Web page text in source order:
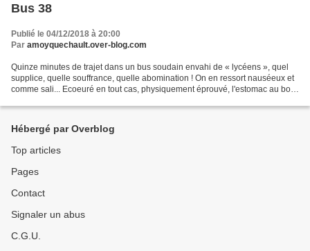
Bus 38
Publié le 04/12/2018 à 20:00
Par amoyquechault.over-blog.com
Quinze minutes de trajet dans un bus soudain envahi de « lycéens », quel
supplice, quelle souffrance, quelle abomination ! On en ressort nauséeux et
comme sali... Ecoeuré en tout cas, physiquement éprouvé, l'estomac au bord
Hébergé par Overblog
Top articles
Pages
Contact
Signaler un abus
C.G.U.